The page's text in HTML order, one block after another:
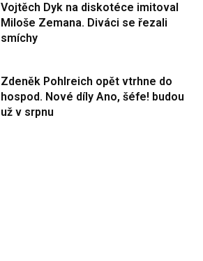
Vojtěch Dyk na diskotéce imitoval
Miloše Zemana. Diváci se řezali
smíchy
Zdeněk Pohlreich opět vtrhne do
hospod. Nové díly Ano, šéfe! budou
už v srpnu